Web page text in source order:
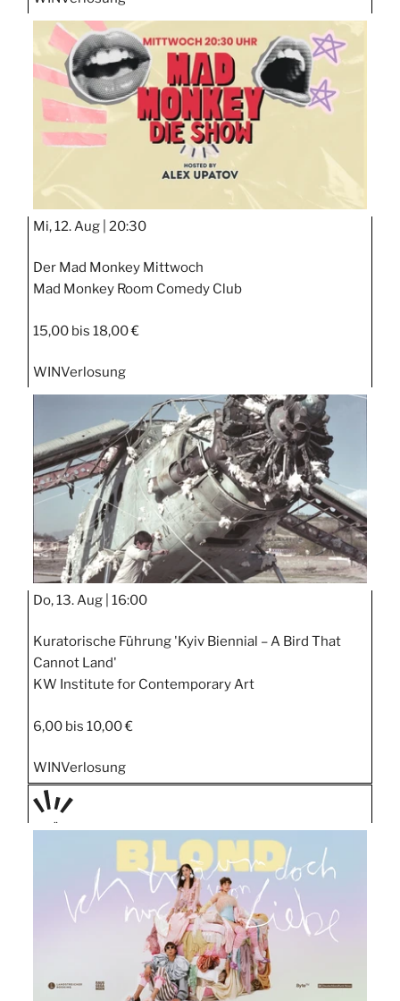
Mi, 12. Aug | 20:30
Der Mad Monkey Mittwoch
Mad Monkey Room Comedy Club
15,00 bis 18,00 €
WINVerlosung
Do, 13. Aug | 16:00
Kuratorische Führung 'Kyiv Biennial – A Bird That
Cannot Land'
KW Institute for Contemporary Art
6,00 bis 10,00 €
WINVerlosung
PRÄS